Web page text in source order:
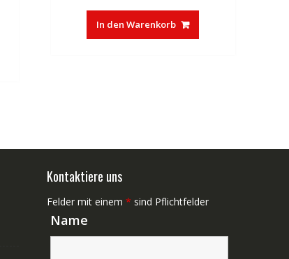
war:
€35,00
ist:
€17,47.
In den Warenkorb
Kontaktiere uns
Felder mit einem * sind Pflichtfelder
Name